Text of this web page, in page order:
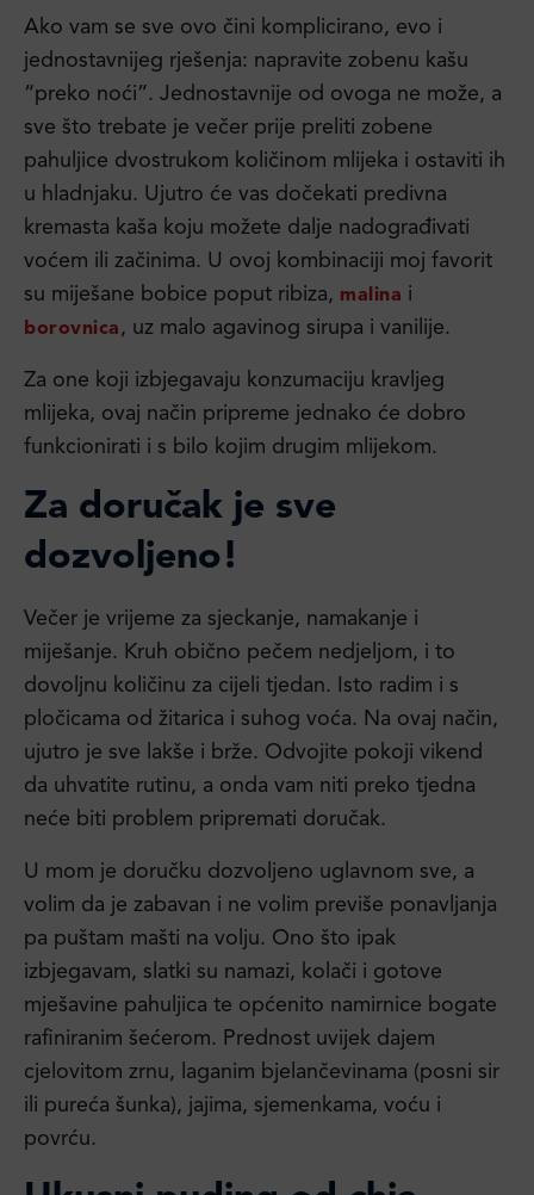
Ako vam se sve ovo čini komplicirano, evo i
jednostavnijeg rješenja: napravite zobenu kašu
“preko noći”. Jednostavnije od ovoga ne može, a
sve što trebate je večer prije preliti zobene
pahuljice dvostrukom količinom mlijeka i ostaviti ih
u hladnjaku. Ujutro će vas dočekati predivna
kremasta kaša koju možete dalje nadograđivati
voćem ili začinima. U ovoj kombinaciji moj favorit
su miješane bobice poput ribiza, malina i
borovnica , uz malo agavinog sirupa i vanilije.
Za one koji izbjegavaju konzumaciju kravljeg
mlijeka, ovaj način pripreme jednako će dobro
funkcionirati i s bilo kojim drugim mlijekom.
Za doručak je sve
dozvoljeno!
Večer je vrijeme za sjeckanje, namakanje i
miješanje. Kruh obično pečem nedjeljom, i to
dovoljnu količinu za cijeli tjedan. Isto radim i s
pločicama od žitarica i suhog voća. Na ovaj način,
ujutro je sve lakše i brže. Odvojite pokoji vikend
da uhvatite rutinu, a onda vam niti preko tjedna
neće biti problem pripremati doručak.
U mom je doručku dozvoljeno uglavnom sve, a
volim da je zabavan i ne volim previše ponavljanja
pa puštam mašti na volju. Ono što ipak
izbjegavam, slatki su namazi, kolači i gotove
mješavine pahuljica te općenito namirnice bogate
rafiniranim šećerom. Prednost uvijek dajem
cjelovitom zrnu, laganim bjelančevinama (posni sir
ili pureća šunka), jajima, sjemenkama, voću i
povrću.